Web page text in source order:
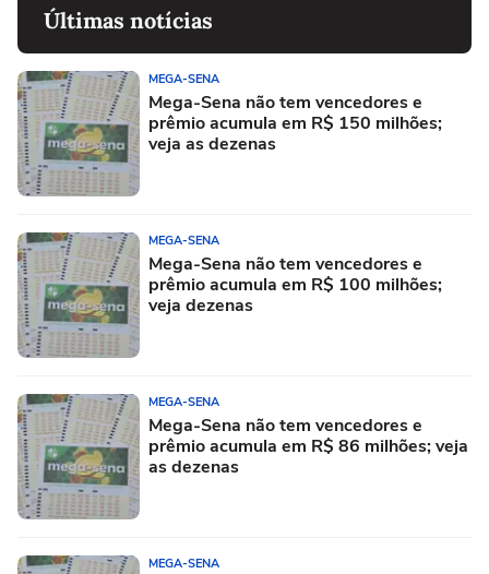
Últimas notícias
MEGA-SENA
Mega-Sena não tem vencedores e
prêmio acumula em R$ 150 milhões;
veja as dezenas
MEGA-SENA
Mega-Sena não tem vencedores e
prêmio acumula em R$ 100 milhões;
veja dezenas
MEGA-SENA
Mega-Sena não tem vencedores e
prêmio acumula em R$ 86 milhões; veja
as dezenas
MEGA-SENA